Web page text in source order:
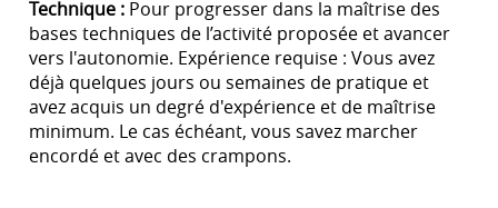
Technique : Pour progresser dans la maîtrise des
bases techniques de l’activité proposée et avancer
vers l'autonomie. Expérience requise : Vous avez
déjà quelques jours ou semaines de pratique et
avez acquis un degré d'expérience et de maîtrise
minimum. Le cas échéant, vous savez marcher
encordé et avec des crampons.